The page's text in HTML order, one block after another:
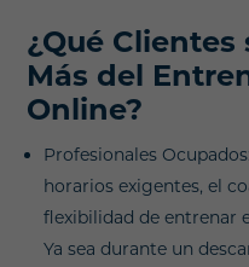
¿Qué
Más del
Online?
Profesionales
horarios exigentes, el
flexibilidad de entrenar
Ya sea durante un